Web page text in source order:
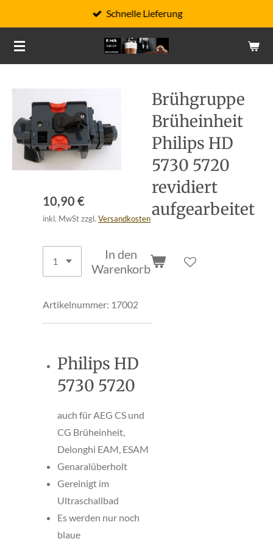
Hauptinhalt
springen
Schnelle Lieferung
Brühgruppe
Brüheinheit
Philips HD
5730 5720
revidiert
aufgearbeitet
10,90 €
inkl. MwSt zzgl. Versandkosten
In den
Warenkorb
Artikelnummer: 17002
Philips HD
5730 5720
auch für AEG CS und
CG Brüheinheit,
Delonghi EAM, ESAM
Genaralüberholt
Gereinigt im
Ultraschallbad
Es werden nur noch
blaue